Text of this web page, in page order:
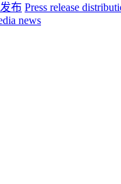
布 Press release
news